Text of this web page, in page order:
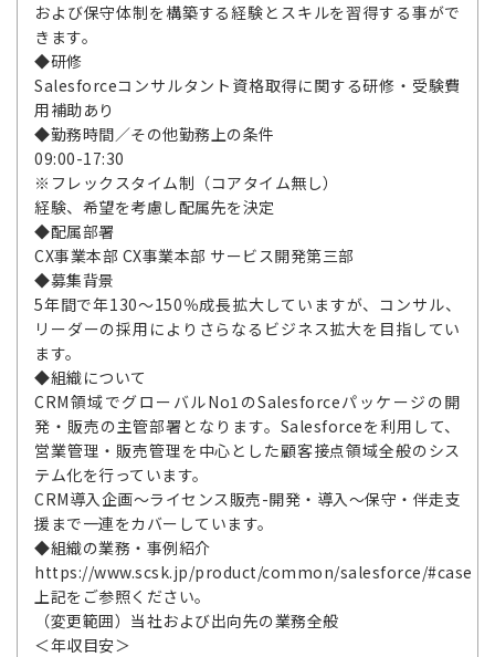
および保守体制を構築する経験とスキルを習得する事がで
きます。
◆研修
Salesforceコンサルタント資格取得に関する研修・受験費
用補助あり
◆勤務時間／その他勤務上の条件
09:00-17:30
※フレックスタイム制（コアタイム無し）
経験、希望を考慮し配属先を決定
◆配属部署
CX事業本部 CX事業本部 サービス開発第三部
◆募集背景
5年間で年130～150％成長拡大していますが、コンサル、
リーダーの採用によりさらなるビジネス拡大を目指してい
ます。
◆組織について
CRM領域でグローバルNo1のSalesforceパッケージの開
発・販売の主管部署となります。Salesforceを利用して、
営業管理・販売管理を中心とした顧客接点領域全般のシス
テム化を行っています。
CRM導入企画～ライセンス販売-開発・導入～保守・伴走支
援まで一連をカバーしています。
◆組織の業務・事例紹介
https://www.scsk.jp/product/common/salesforce/#case
上記をご参照ください。
（変更範囲）当社および出向先の業務全般
＜年収目安＞